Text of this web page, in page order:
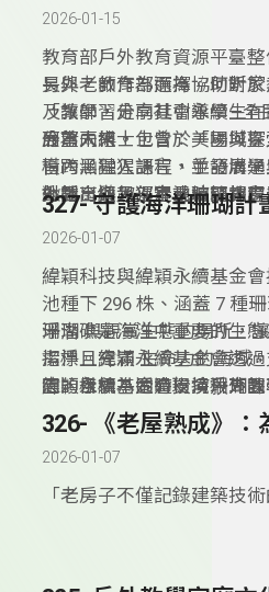
2026-01-15
教育部戶外教育資源平臺
長與老師作為選擇。何昕
「讓學習走向社會永續—全
展望未來。
另外，教育部而為協助對
及教師，分享其引導學生
分為兩組，包含：「場域
習內涵融入課程，並發展
外教育納入部定或校訂課
作品中，「擇優」協助彙
而蕭人博士士曾於美國與
橫跨黑猩猩語言、手語溝
對話，與黑猩猩長時間相
揪團出遊趣：春池玻璃教
327- 守護海洋珊瑚
2026-01-07
緯穎科技與緯穎永續基金
池種下 296 株、涵蓋 7 種
浮潛 與觀賞生態的場所，
潔淨且充滿 生命力的海域
志，目標為透過環境敎育
値，並引發他們對自身與
創研發帶學生下海實際看到
珊瑚礁是海洋中重要的生
指標。緯穎永續基金會透
園的樣貌，同時扮演珊瑚
記錄生態數據，培養觀察
過程中，反思自己的生活
園，並付出行動守護海洋。
緯穎永續基金會支持戶外
v=zeRtyYwAcMA
326- 《老屋熟成》
2026-01-07
「老房子不僅記錄建築技